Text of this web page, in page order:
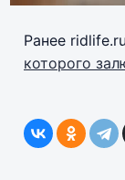
Ранее
которого